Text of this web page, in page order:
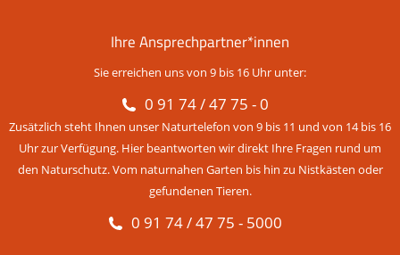
Ihre Ansprechpartner*innen
Sie erreichen uns von 9 bis 16 Uhr unter:
0 91 74 / 47 75 - 0
Zusätzlich steht Ihnen unser Naturtelefon von 9 bis 11 und von 14 bis 16
Uhr zur Verfügung. Hier beantworten wir direkt Ihre Fragen rund um
den Naturschutz. Vom naturnahen Garten bis hin zu Nistkästen oder
gefundenen Tieren.
0 91 74 / 47 75 - 5000